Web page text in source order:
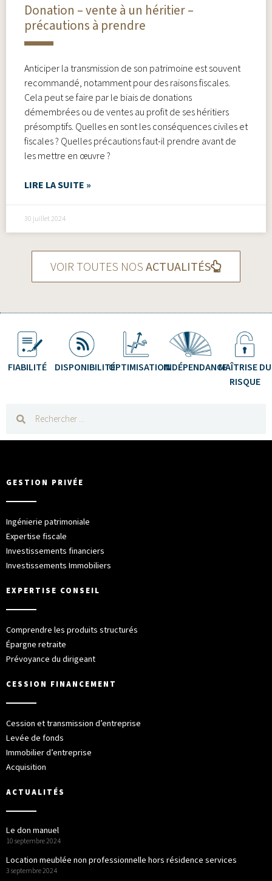
Donation – vente à un héritier –
précautions à prendre
Anticiper la transmission de son patrimoine est souvent
recommandé, notamment pour des raisons fiscales.
Cela peut se faire par le biais de donations
démembrées ou de ventes au profit de ses héritiers
présomptifs. Quelles en sont les conséquences civiles et
fiscales ? Quelles précautions faut-il prendre avant de
les mettre en œuvre ?
LIRE LA SUITE »
30 juillet 2024
VOIR TOUTES NOS ACTUALITÉS
FIABILITÉ DISPONIBILITÉOPTIMISATIONINDÉPENDANCEMAÎTRISE DU
RISQUE
GESTION PRIVÉE
Ingénierie patrimoniale
Expertise fiscale
Investissements financiers
Investissements Immobiliers
EXPERTISE CONSEIL
Comprendre les produits structurés
Épargne retraite
Prévoyance du dirigeant
CESSION FINANCEMENT
Cession et transmission d’entreprise
Levée de fonds
Immobilier d’entreprise
Acquisition
ACTUALITÉS
Le don manuel
10 septembre 2024
Location meublée non professionnelle hors résidence services
3 septembre 2024